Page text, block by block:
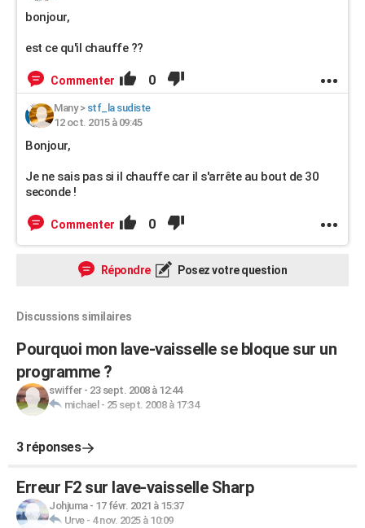
bonjour,
est ce qu'il chauffe ??
Commenter 0
Many> stf_la sudiste
12 oct. 2015 à 09:45
Bonjour,
Je ne sais pas si il chauffe car il s'arrête au bout de 30
seconde !
Commenter 0
Répondre Posez votre question
Discussions similaires
Pourquoi mon lave-vaisselle se bloque sur un
programme ?
swiffer- 23 sept. 2008 à 12:44
michael - 25 sept. 2008 à 17:34
3 réponses
Erreur F2 sur lave-vaisselle Sharp
Johjuma- 17 févr. 2021 à 15:37
Urve- 4 nov. 2025 à 10:09